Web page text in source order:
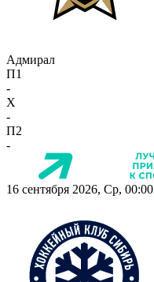
Адмирал
П1
-
X
-
П2
-
16 сентября 2026, Ср, 00:00